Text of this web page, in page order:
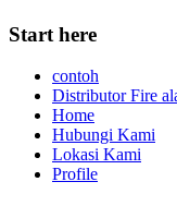
Start here
contoh
Distributor Fire
Home
Hubungi Kami
Lokasi Kami
Profile